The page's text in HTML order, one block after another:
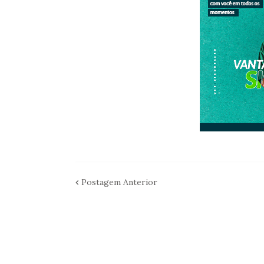
Postagem Anterior